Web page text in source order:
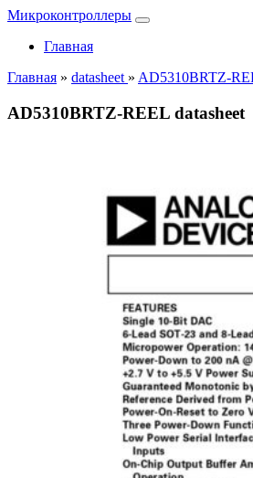
Микроконтроллеры
Главная
Главная » datasheet » AD5310BRTZ-
AD5310BRTZ-REEL datasheet